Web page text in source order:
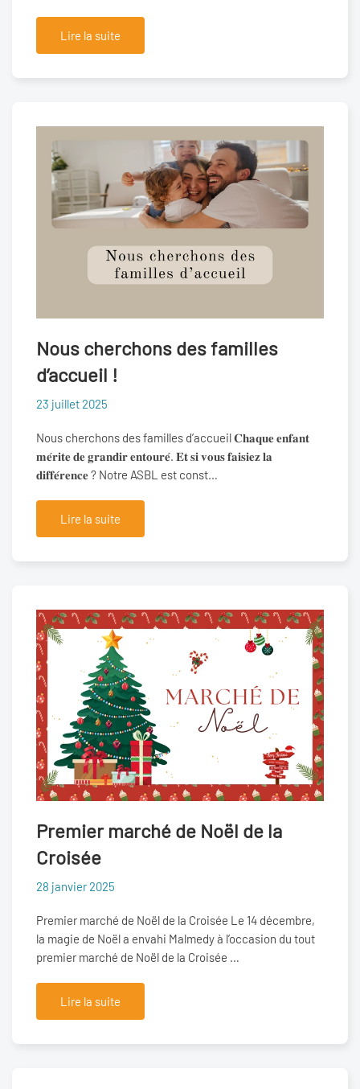
Lire la suite
Nous cherchons des familles
d’accueil !
23 juillet 2025
Nous cherchons des familles d’accueil 𝐂𝐡𝐚𝐪𝐮𝐞 𝐞𝐧𝐟𝐚𝐧𝐭
𝐦𝐞́𝐫𝐢𝐭𝐞 𝐝𝐞 𝐠𝐫𝐚𝐧𝐝𝐢𝐫 𝐞𝐧𝐭𝐨𝐮𝐫𝐞́. 𝐄𝐭 𝐬𝐢 𝐯𝐨𝐮𝐬 𝐟𝐚𝐢𝐬𝐢𝐞𝐳 𝐥𝐚
𝐝𝐢𝐟𝐟𝐞́𝐫𝐞𝐧𝐜𝐞 ? Notre ASBL est const…
Lire la suite
Premier marché de Noël de la
Croisée
28 janvier 2025
Premier marché de Noël de la Croisée Le 14 décembre,
la magie de Noël a envahi Malmedy à l’occasion du tout
premier marché de Noël de la Croisée …
Lire la suite